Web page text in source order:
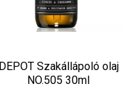
DEPOT Szakállápoló olaj
NO.505 30ml